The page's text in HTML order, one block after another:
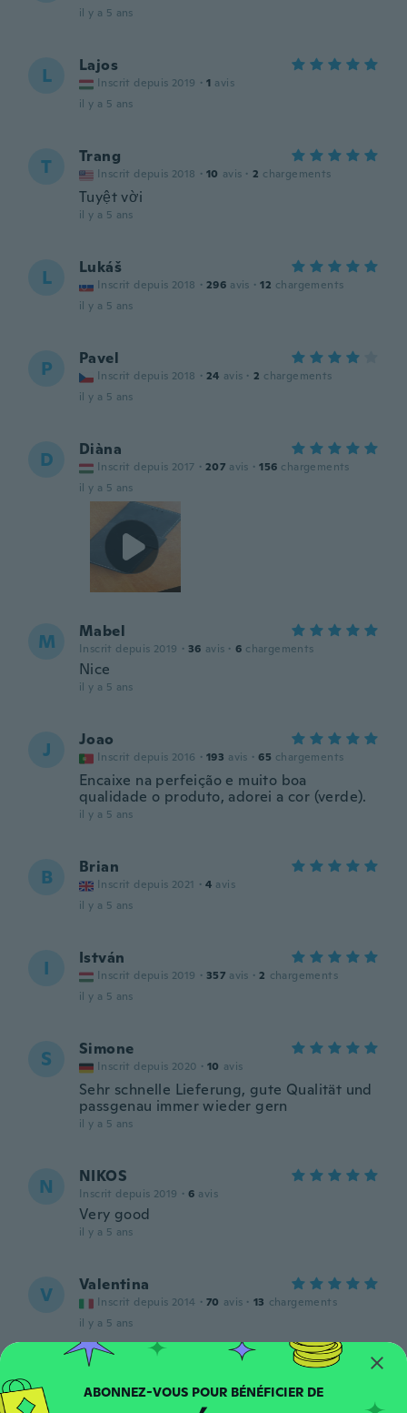
il y a 5 ans
L Lajos
Inscrit depuis 2019 · 1 avis
il y a 5 ans
T Trang
Inscrit depuis 2018 · 10 avis · 2 chargements
Tuyệt vời
il y a 5 ans
L Lukáš
Inscrit depuis 2018 · 296 avis · 12 chargements
il y a 5 ans
P Pavel
Inscrit depuis 2018 · 24 avis · 2 chargements
il y a 5 ans
D Diàna
Inscrit depuis 2017 · 207 avis · 156 chargements
il y a 5 ans
M Mabel
Inscrit depuis 2019 · 36 avis · 6 chargements
Nice
il y a 5 ans
J Joao
Inscrit depuis 2016 · 193 avis · 65 chargements
Encaixe na perfeição e muito boa
qualidade o produto, adorei a cor (verde).
il y a 5 ans
B Brian
Inscrit depuis 2021 · 4 avis
il y a 5 ans
I István
Inscrit depuis 2019 · 357 avis · 2 chargements
il y a 5 ans
S Simone
Inscrit depuis 2020 · 10 avis
Sehr schnelle Lieferung, gute Qualität und
passgenau immer wieder gern
il y a 5 ans
N NIKOS
Inscrit depuis 2019 · 6 avis
Very good
il y a 5 ans
V Valentina
Inscrit depuis 2014 · 70 avis · 13 chargements
il y a 5 ans
I Inscrit depuis 2020 · 27 avis